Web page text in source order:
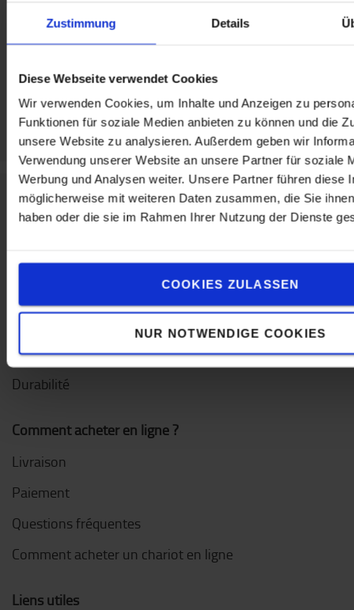
Zustimmung Details
Diese Webseite verwendet Cookies
Wir verwenden Cookies, um Inhalte und Anzeigen zu
Funktionen für soziale Medien anbieten zu können und die
unsere Website zu analysieren. Außerdem geben wir
Verwendung unserer Website an unsere Partner für soziale
Werbung und Analysen weiter. Unsere Partner führen diese
möglicherweise mit weiteren Daten zusammen, die Sie
haben oder die sie im Rahmen Ihrer Nutzung der Dienste
COOKIES ZULASSEN
NUR NOTWENDIGE COOKIES
Contactez-nous
Choisir Toyota
Le Concept de Service Toyota (TSC)
Travailler chez Toyota
Durabilité
Comment acheter en ligne ?
Livraison
Paiement
Questions fréquentes
Comment acheter un chariot en ligne
Liens utiles